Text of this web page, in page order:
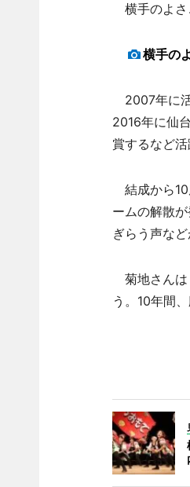
横手のよさ
横手の
2007年に活
2016年に仙
賞するなど活
結成から10
ームの解散
ぎらう声など
菊地さんは
う。10年間